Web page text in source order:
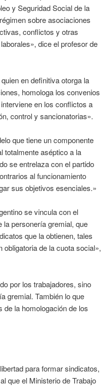
y Seguridad Social de la
sobre asociaciones
conflictos y otras
dice el profesor de
en definitiva otorga la
homologa los convenios
en los conflictos a
control y sancionatorias».
que tiene un componente
totalmente aséptico a la
se entrelaza con el partido
al funcionamiento
sus objetivos esenciales.»
se vincula con el
la personería gremial, que
que la obtienen, tales
de la cuota social»,
por los trabajadores, sino
gremial. También lo que
la homologación de los
para formar sindicatos,
que el Ministerio de Trabajo